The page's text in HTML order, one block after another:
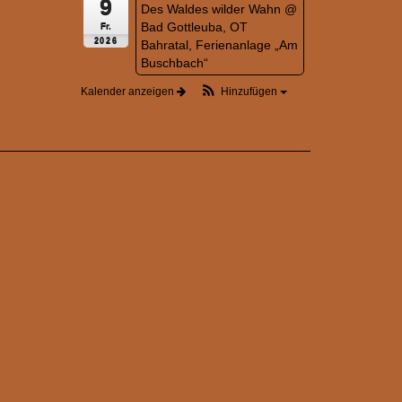
9
Fr.
2026
Des Waldes wilder Wahn @
Bad Gottleuba, OT
Bahratal, Ferienanlage „Am
Buschbach“
Kalender anzeigen Hinzufügen